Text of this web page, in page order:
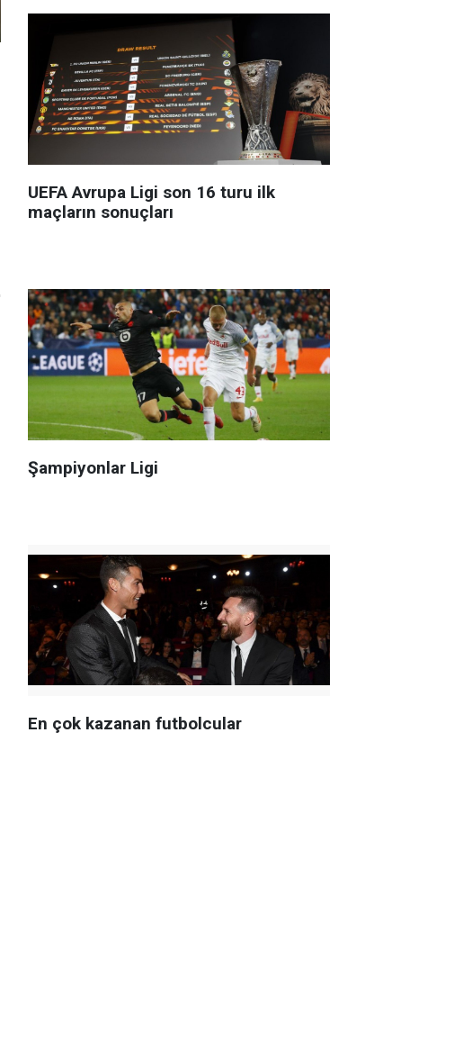
UEFA Avrupa Ligi son 16 turu ilk
maçların sonuçları
Şampiyonlar Ligi
En çok kazanan futbolcular